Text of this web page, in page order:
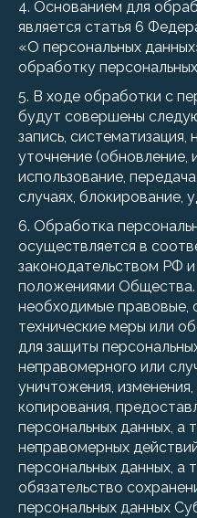
4. Основанием для
является статья 6
«О персональных
обработку
5. В ходе обработки с
будут совершены
запись, систематизация,
уточнение (обновление,
использование,
случаях, блокирование,
6. Обработка
осуществляется в
законодательством РФ
положениями
необходимые правовые,
технические меры или
для защиты
неправомерного или
уничтожения,
копирования,
персональных данных, а
неправомерных
персональных данных, а
обязательство
персональных данных